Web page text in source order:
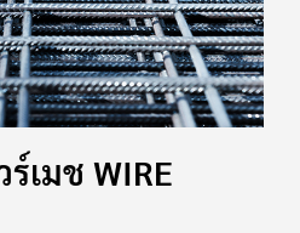
เมช WIRE